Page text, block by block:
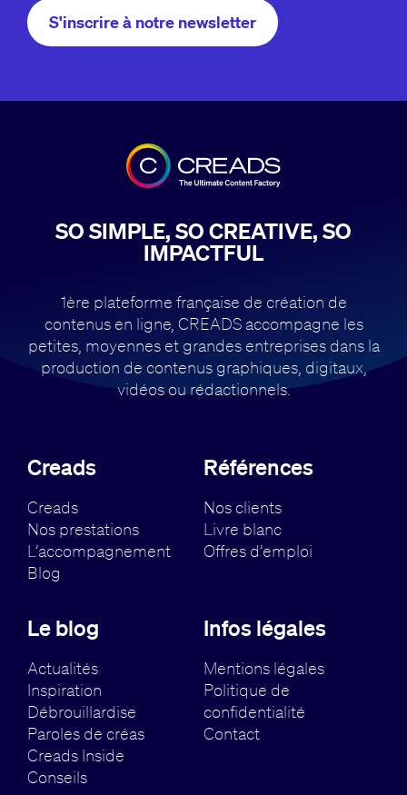
S'inscrire à notre newsletter
SO SIMPLE, SO CREATIVE, SO
IMPACTFUL
1ère plateforme française de création de
contenus en ligne, CREADS accompagne les
petites, moyennes et grandes entreprises dans la
production de contenus graphiques, digitaux,
vidéos ou rédactionnels.
Creads
Creads
Nos prestations
L’accompagnement
Blog
Références
Nos clients
Livre blanc
Offres d’emploi
Le blog
Actualités
Inspiration
Débrouillardise
Paroles de créas
Creads Inside
Conseils
Infos légales
Mentions légales
Politique de
confidentialité
Contact